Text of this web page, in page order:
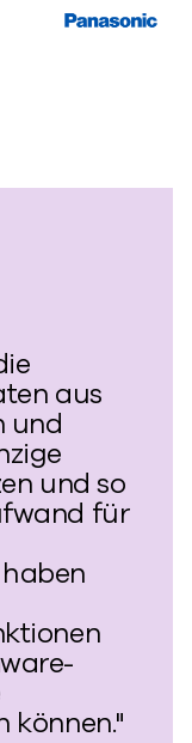
aus
und
und so
für
können."